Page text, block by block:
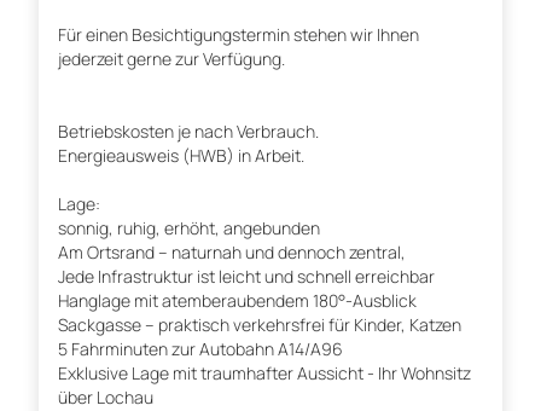
Für einen Besichtigungstermin stehen wir Ihnen
jederzeit gerne zur Verfügung.
Betriebskosten je nach Verbrauch.
Energieausweis (HWB) in Arbeit.
Lage:
sonnig, ruhig, erhöht, angebunden
Am Ortsrand – naturnah und dennoch zentral,
Jede Infrastruktur ist leicht und schnell erreichbar
Hanglage mit atemberaubendem 180°-Ausblick
Sackgasse – praktisch verkehrsfrei für Kinder, Katzen
5 Fahrminuten zur Autobahn A14/A96
Exklusive Lage mit traumhafter Aussicht - Ihr Wohnsitz
über Lochau